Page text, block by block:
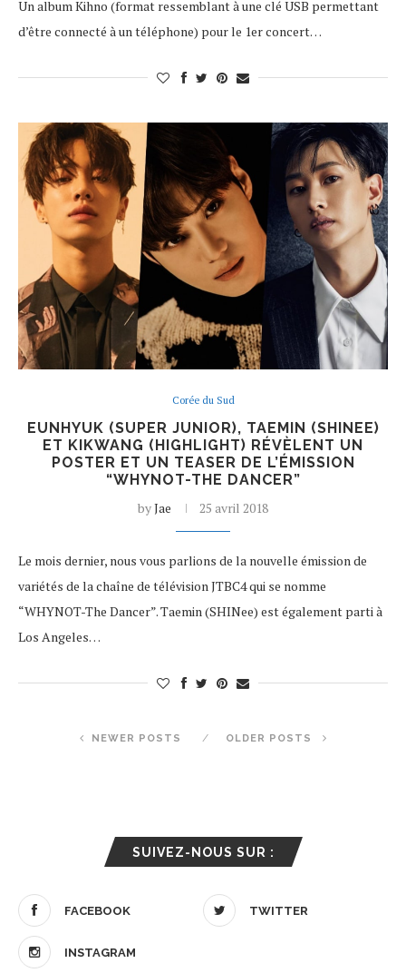
Un album Kihno (format ressemblant à une clé USB permettant
d’être connecté à un téléphone) pour le 1er concert…
Corée du Sud
EUNHYUK (SUPER JUNIOR), TAEMIN (SHINEE)
ET KIKWANG (HIGHLIGHT) RÉVÈLENT UN
POSTER ET UN TEASER DE L’ÉMISSION
“WHYNOT-THE DANCER”
byJae 25 avril 2018
Le mois dernier, nous vous parlions de la nouvelle émission de
variétés de la chaîne de télévision JTBC4 qui se nomme
“WHYNOT-The Dancer”. Taemin (SHINee) est également parti à
Los Angeles…
NEWER POSTS OLDER POSTS
SUIVEZ-NOUS SUR :
FACEBOOK TWITTER
INSTAGRAM